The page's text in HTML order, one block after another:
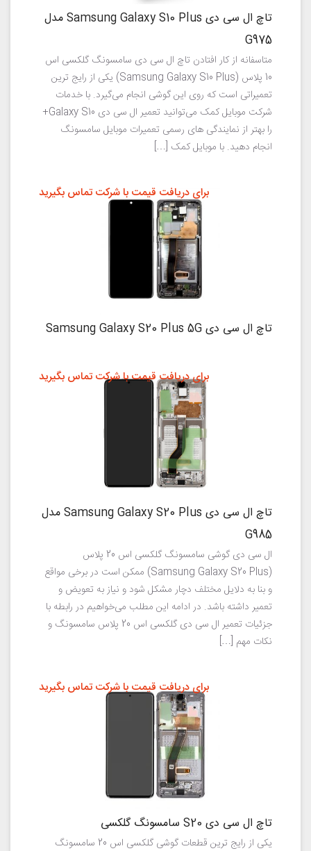
تاچ ال سی دی Samsung Galaxy S10 Plus مدل
G975
متاسفانه از کار افتادن تاچ ال سی دی سامسونگ گلکسی اس
10 پلاس (Samsung Galaxy S10 Plus) یکی از رایج ترین
تعمیراتی است که روی این گوشی انجام می‌گیرد. با خدمات
شرکت موبایل کمک می‌توانید تعمیر ال سی دی Galaxy S10+
را بهتر از نمایندگی های رسمی تعمیرات موبایل سامسونگ
انجام دهید. با موبایل کمک […]
تاچ ال سی دی Samsung Galaxy S20 Plus 5G
برای دریافت قیمت با شرکت تماس بگیرید
تاچ ال سی دی Samsung Galaxy S20 Plus مدل
G985
ال سی دی گوشی سامسونگ گلکسی اس 20 پلاس
(Samsung Galaxy S20 Plus) ممکن است در برخی مواقع
و بنا به دلایل مختلف دچار مشکل شود و نیاز به تعویض و
تعمیر داشته باشد. در ادامه این مطلب می‌خواهیم در رابطه با
جزئیات تعمیر ال سی دی گلکسی اس 20 پلاس سامسونگ و
نکات مهم […]
برای دریافت قیمت با شرکت تماس بگیرید
تاچ ال سی دی S20 سامسونگ گلکسی
یکی از رایج ترین قطعات گوشی گلکسی اس 20 سامسونگ
برای دریافت قیمت با شرکت تماس بگیرید